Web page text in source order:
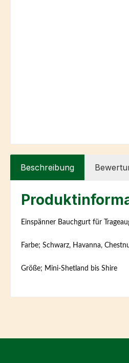
Beschreibung
Einspänner Bauchgurt für
Farbe; Schwarz, Havanna,
Größe; Mini-Shetland bis Shire